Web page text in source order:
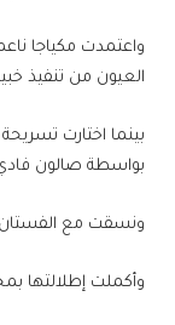
واعتمدت مكياجا
العيون من تنفيذ
بينما اختارت
بواسطة صالون
ونسقت مع الفستان
وأكملت إطلالتها